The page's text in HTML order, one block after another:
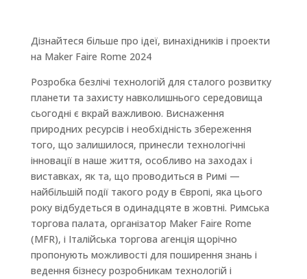
Дізнайтеся більше про ідеї, винахідників і проекти
на Maker Faire Rome 2024
Розробка безлічі технологій для сталого розвитку
планети та захисту навколишнього середовища
сьогодні є вкрай важливою. Виснаження
природних ресурсів і необхідність збереження
того, що залишилося, принесли технологічні
інновації в наше життя, особливо на заходах і
виставках, як та, що проводиться в Римі —
найбільшій події такого роду в Європі, яка цього
року відбудеться в одинадцяте в жовтні. Римська
торгова палата, організатор Maker Faire Rome
(MFR), і Італійська торгова агенція щорічно
пропонують можливості для поширення знань і
ведення бізнесу розробникам технологій і